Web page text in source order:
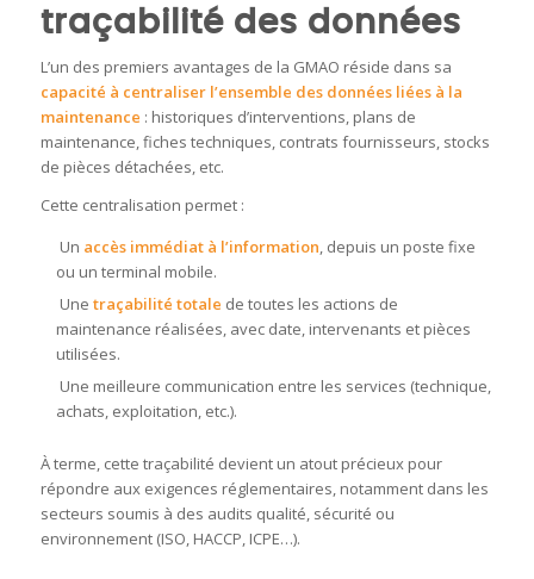
traçabilité des données
L’un des premiers avantages de la GMAO réside dans sa
capacité à centraliser l’ensemble des données liées à la
maintenance : historiques d’interventions, plans de
maintenance, fiches techniques, contrats fournisseurs, stocks
de pièces détachées, etc.
Cette centralisation permet :
Un accès immédiat à l’information, depuis un poste fixe
ou un terminal mobile.
Une traçabilité totale de toutes les actions de
maintenance réalisées, avec date, intervenants et pièces
utilisées.
Une meilleure communication entre les services (technique,
achats, exploitation, etc.).
À terme, cette traçabilité devient un atout précieux pour
répondre aux exigences réglementaires, notamment dans les
secteurs soumis à des audits qualité, sécurité ou
environnement (ISO, HACCP, ICPE…).